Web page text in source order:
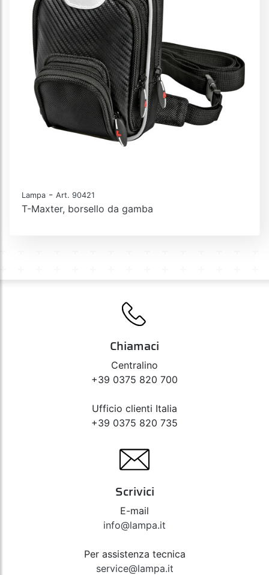
Lampa - Art. 90421
T-Maxter, borsello da gamba
Chiamaci
Centralino
+39 0375 820 700
Ufficio clienti Italia
+39 0375 820 735
Scrivici
E-mail
info@lampa.it
Per assistenza tecnica
service@lampa.it